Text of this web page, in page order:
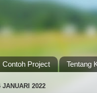
Contoh Project Tentang
2022